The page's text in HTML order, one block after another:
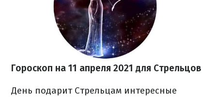
Гороскоп на 11 апреля 2021 для Стрельцов
День подарит Стрельцам интересные